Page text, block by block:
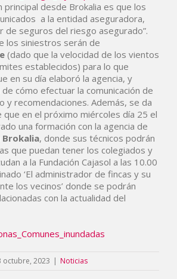
principal desde Brokalia es que los
a la entidad aseguradora,
de seguros del riesgo asegurado”.
los siniestros serán de
(dado que la velocidad de los vientos
establecidos) para lo que
en su día elaboró la agencia, y
cómo efectuar la comunicación de
y recomendaciones. Además, se da
que en el próximo miércoles día 25 el
una formación con la agencia de
Brokalia, donde sus técnicos podrán
que puedan tener los colegiados y
a la Fundación Cajasol a las 10.00
‘El administrador de fincas y su
los vecinos’ donde se podrán
con la actualidad del
octubre, 2023 | Noticias